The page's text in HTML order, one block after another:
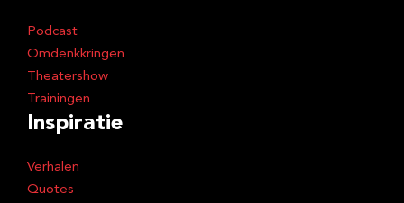
Podcast
Omdenkkringen
Theatershow
Trainingen
Inspiratie
Verhalen
Quotes